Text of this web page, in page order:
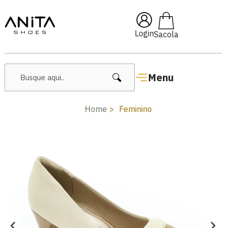
Login
Menu
🔥 Lançamentos Femininos
Home Feminino